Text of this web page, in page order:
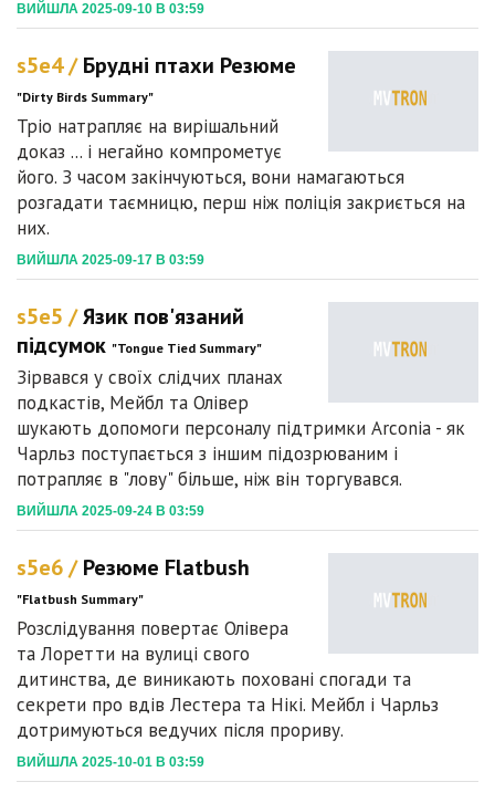
ВИЙШЛА 2025-09-10 В 03:59
s5e4 /Брудні птахи Резюме
"Dirty Birds Summary"
Тріо натрапляє на вирішальний
доказ ... і негайно компрометує
його. З часом закінчуються, вони намагаються
розгадати таємницю, перш ніж поліція закриється на
них.
ВИЙШЛА 2025-09-17 В 03:59
s5e5 /Язик пов'язаний
підсумок "Tongue Tied Summary"
Зірвався у своїх слідчих планах
подкастів, Мейбл та Олівер
шукають допомоги персоналу підтримки Arconia - як
Чарльз поступається з іншим підозрюваним і
потрапляє в "лову" більше, ніж він торгувався.
ВИЙШЛА 2025-09-24 В 03:59
s5e6 /Резюме Flatbush
"Flatbush Summary"
Розслідування повертає Олівера
та Лоретти на вулиці свого
дитинства, де виникають поховані спогади та
секрети про вдів Лестера та Нікі. Мейбл і Чарльз
дотримуються ведучих після прориву.
ВИЙШЛА 2025-10-01 В 03:59